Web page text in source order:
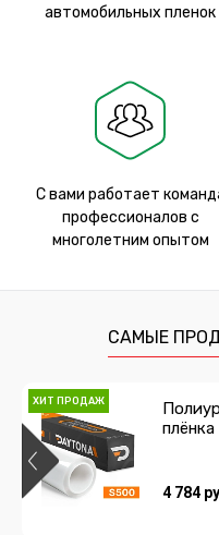
автомобильных пленок
С вами работает
профессионалов с
многолетним опытом
САМЫЕ
ХИТ ПРОДАЖ
4 784